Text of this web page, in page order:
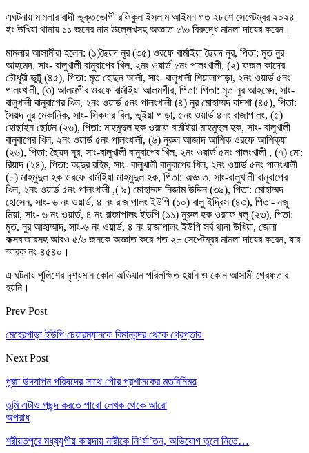
এঘটনায় মামলার বাদী ভুক্তভোগী রফিকুল ইসলাম আইমন গত ২৮শে সেপ্টেম্বর ২০২৪
ইং উখিয়া থানায় ১১ জনের নাম উল্লেখসহ অজ্ঞাত ৫\৬ বিরুদ্ধে মামলা দায়ের করেন।
মামলার আসামীরা হলেন: (১)ছৈয়দ নূর (৩৫) ওরফে বার্মাইয়া ছৈয়দ নুর, পিতা: মৃত নুর
আহমেদ, সাং- বালুখালী বানুবাপের খিল, ২নং ওয়ার্ড ৫নং পালংখালী, (২) ফজল কাদের
চৌধুরী ভুট্টু (৪৫), পিতা: মৃত হোছন আলী, সাং- বালুখালী শিয়ালাপাড়া, ২নং ওয়ার্ড ৫নং
পালংখালী, (৩) আলমগীর ওরফে বার্মাইয়া আলমগীর, পিতা: পিতা: মৃত নুর আহমেদ, সাং-
বালুখালী বানুবাপের খিল, ২নং ওয়ার্ড ৫নং পালংখালী (৪) নুর মোহাম্মদ বাদশা (৪৫), পিতা:
সৈয়দ নুর মেকানিক, সাং- সিকদার বিল, ভূইয়া পাড়া, ৫নং ওয়ার্ড ৪নং রাজাপালং, (৫)
হোছাইন ছোটন (২৬), পিতা: মাহমুদুল হক ওরফে বার্মাইয়া মাহমুদুল হক, সাং- বালুখালী
বানুবাপের খিল, ২নং ওয়ার্ড ৫নং পালংখালী, (৬) নুরুল আজাদ আশিক ওরফে আশিক্যা
(২৬), পিতা: ছৈয়দ নূর, সাং-বালুখালী বানুবাপের খিল, ২নং ওয়ার্ড ৫নং পালংখালী , (৭) মো:
রিয়াদ (২৪), পিতা: আব্দুর রহিম, সাং- বালুখালী বানুবাপের খিল, ২নং ওয়ার্ড ৫নং পালংখালী
(৮) মাহমুদুল হক ওরফে বার্মাইয়া মাহমুদুল হক, পিতা: অজ্ঞাত, সাং-বালুখালী বানুবাপের
খিল, ২নং ওয়ার্ড ৫নং পালংখালী ,( ৯) মোহাম্মদ নিজাম উদ্দিন (৩৯), পিতা: মোহাম্মদ
হোসেন, সাং- ৬ নং ওয়ার্ড, ৪ নং রাজাপালং ইউপি (১০) বালু ইদ্রিস (৪৩), পিতা- নজু
মিয়া, সাং- ৬ নং ওয়ার্ড, ৪ নং রাজাপালং ইউপি (১১) নুরুল হক ওরফে ধলু (২৩), পিতা:
মৃত. নুর আহাম্মাদ, সাং-৬ নং ওয়ার্ড, ৪ নং রাজাপালং ইউপি সর্ব থানা উখিয়া, জেলা
কক্সবাজারসহ আরও ৫/৬ জনকে অজ্ঞাত করে গত ২৮ সেপ্টেম্বর মামলা দায়ের করেন, যার
স্মারক নং-৪৫৪০।
এ ঘটনায় পুলিশের দৃশ্যমান কোন অভিযান পরিলক্ষিত হয়নি ও কোন আসামী গ্রেফতার
হয়নি।
Prev Post
মেহেরপাড়া ইউপি চেয়ারম্যানকে বিমানবন্দর থেকে গ্রেপ্তার
Next Post
পূজা উদযাপন পরিষদের সাথে পৌর প্রশাসকের মতবিনিময়
তুমি এটাও পছন্দ করতে পারো লেখক থেকে আরো
অপরাধ
শরীয়তপুরে মধ্যযুগীয় কায়দায় নারীকে নি’র্যা’তন, অভিযোগ তুলে নিতে…